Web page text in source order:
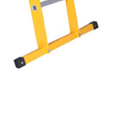
بزرگنمایی تصویر